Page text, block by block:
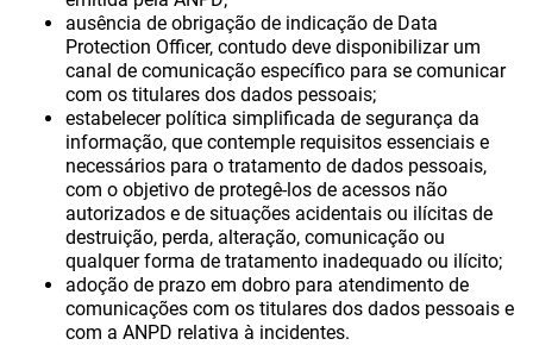
ausência de obrigação de indicação de Data
Protection Officer, contudo deve disponibilizar um
canal de comunicação específico para se comunicar
com os titulares dos dados pessoais;
estabelecer política simplificada de segurança da
informação, que contemple requisitos essenciais e
necessários para o tratamento de dados pessoais,
com o objetivo de protegê-los de acessos não
autorizados e de situações acidentais ou ilícitas de
destruição, perda, alteração, comunicação ou
qualquer forma de tratamento inadequado ou ilícito;
adoção de prazo em dobro para atendimento de
comunicações com os titulares dos dados pessoais e
com a ANPD relativa à incidentes.